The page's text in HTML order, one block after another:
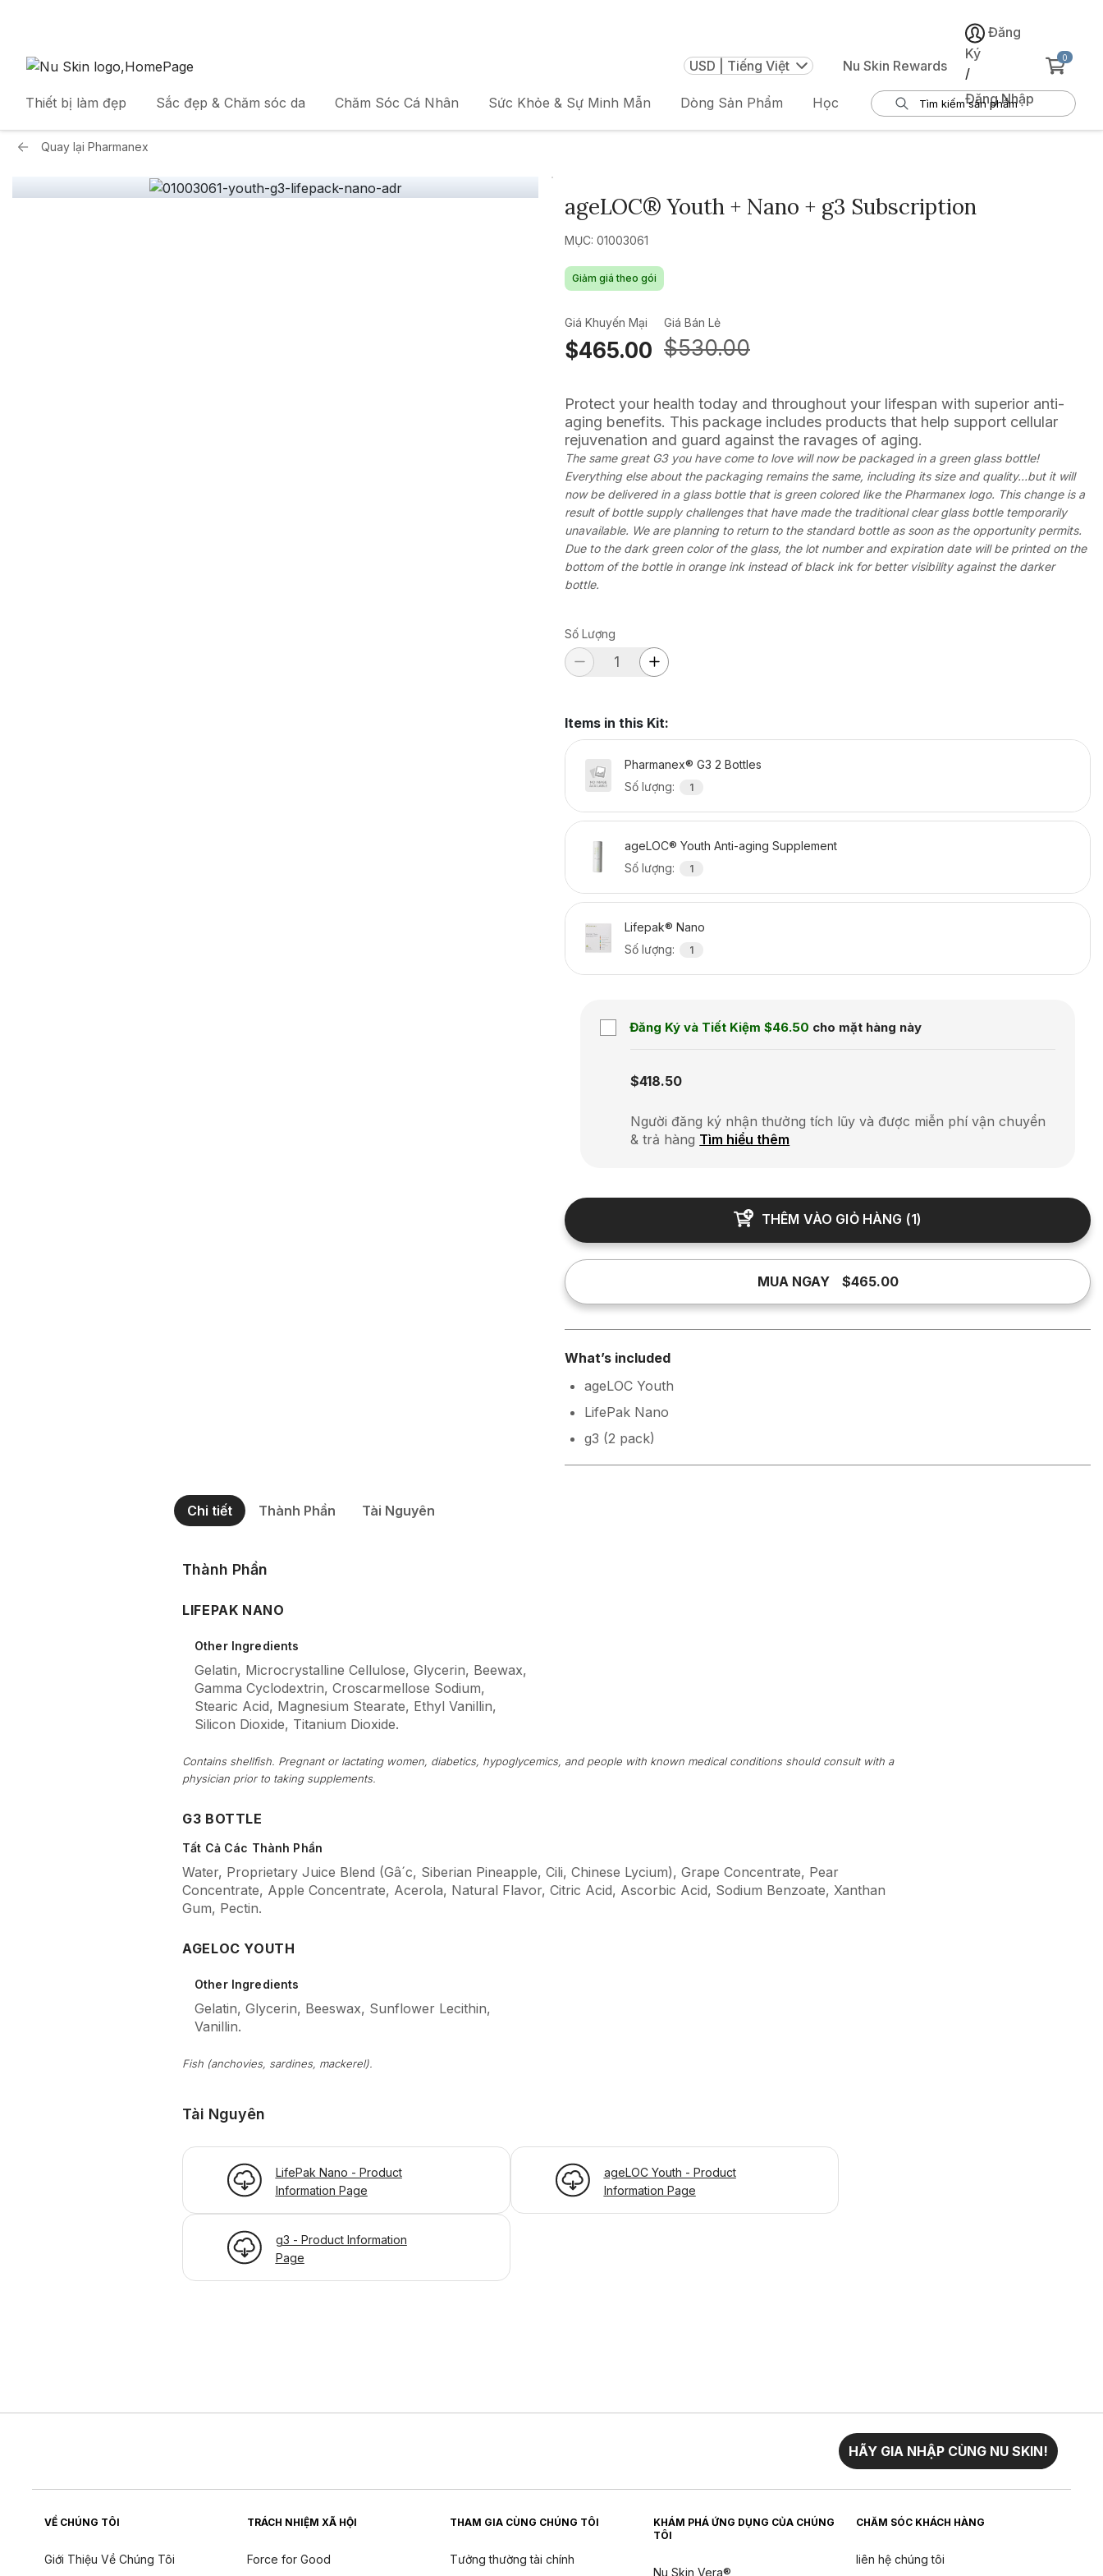
USD | Tiếng Việt Nu Skin Rewards
Đăng
Ký
/
Đăng Nhập
0
Thiết bị làm đẹp Sắc đẹp & Chăm sóc da Chăm Sóc Cá Nhân Sức Khỏe & Sự Minh Mẫn Dòng Sản Phẩm Học
Quay lại Pharmanex
ageLOC® Youth + Nano + g3 Subscription
MỤC: 01003061
Giảm giá theo gói
Giá Khuyến Mại
$465.00
Giá Bán Lẻ
$530.00
Protect your health today and throughout your lifespan with superior anti-
aging benefits. This package includes products that help support cellular
rejuvenation and guard against the ravages of aging.
The same great G3 you have come to love will now be packaged in a green glass bottle!
Everything else about the packaging remains the same, including its size and quality…but it will
now be delivered in a glass bottle that is green colored like the Pharmanex logo. This change is a
result of bottle supply challenges that have made the traditional clear glass bottle temporarily
unavailable. We are planning to return to the standard bottle as soon as the opportunity permits.
Due to the dark green color of the glass, the lot number and expiration date will be printed on the
bottom of the bottle in orange ink instead of black ink for better visibility against the darker
bottle.
Số Lượng
Items in this Kit:
Pharmanex® G3 2 Bottles
Số lượng: 1
ageLOC® Youth Anti-aging Supplement
Số lượng: 1
Lifepak® Nano
Số lượng: 1
Đăng Ký và Tiết Kiệm $46.50 cho mặt hàng này
$418.50
Người đăng ký nhận thưởng tích lũy và được miễn phí vận chuyển
& trả hàng Tìm hiểu thêm
THÊM VÀO GIỎ HÀNG (1)
MUA NGAY $465.00
What’s included
ageLOC Youth
LifePak Nano
g3 (2 pack)
Chi tiết Thành Phần Tài Nguyên
Thành Phần
LIFEPAK NANO
Other Ingredients
Gelatin, Microcrystalline Cellulose, Glycerin, Beewax,
Gamma Cyclodextrin, Croscarmellose Sodium,
Stearic Acid, Magnesium Stearate, Ethyl Vanillin,
Silicon Dioxide, Titanium Dioxide.
Contains shellfish. Pregnant or lactating women, diabetics, hypoglycemics, and people with known medical conditions should consult with a
physician prior to taking supplements.
G3 BOTTLE
Tất Cả Các Thành Phần
Water, Proprietary Juice Blend (Gâ´c, Siberian Pineapple, Cili, Chinese Lycium), Grape Concentrate, Pear
Concentrate, Apple Concentrate, Acerola, Natural Flavor, Citric Acid, Ascorbic Acid, Sodium Benzoate, Xanthan
Gum, Pectin.
AGELOC YOUTH
Other Ingredients
Gelatin, Glycerin, Beeswax, Sunflower Lecithin,
Vanillin.
Fish (anchovies, sardines, mackerel).
Tài Nguyên
LifePak Nano - Product
Information Page
ageLOC Youth - Product
Information Page
g3 - Product Information
Page
HÃY GIA NHẬP CÙNG NU SKIN!
VỀ CHÚNG TÔI
Giới Thiệu Về Chúng Tôi
TRÁCH NHIỆM XÃ HỘI
Force for Good
THAM GIA CÙNG CHÚNG TÔI
Tưởng thường tài chính
KHÁM PHÁ ỨNG DỤNG CỦA CHÚNG
TÔI
Nu Skin Vera®
CHĂM SÓC KHÁCH HÀNG
liên hệ chúng tôi